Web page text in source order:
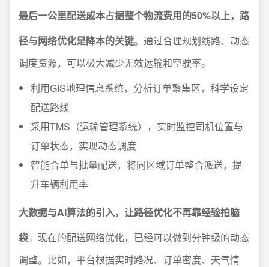
最后一公里配送成本占据整个物流费用的50%以上，路
径与网络优化是降本的关键。通过合理规划线路、动态
调度资源，可以极大减少无效运输和空驶率。
利用GIS地理信息系统，分析订单聚集区，科学设定
配送路线
采用TMS（运输管理系统），实时监控司机位置与
订单状态，实现动态调度
智能合单与批量配送，将同区域订单整合派送，提
升车辆利用率
大数据与AI算法的引入，让路径优化不再靠经验拍脑
袋。现在的配送网络优化，已经可以做到分钟级的动态
调整。比如，平台根据实时路况、订单密度、天气情